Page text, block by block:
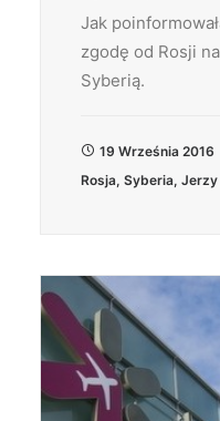
Jak
zgodę od Rosji
Syberią.
19 Września 2016
Rosja, Syberia, Jerzy